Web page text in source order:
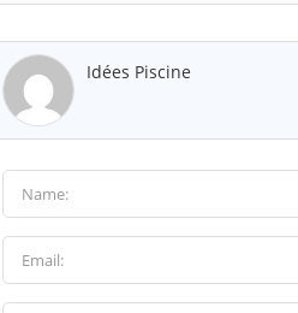
Idées Piscine